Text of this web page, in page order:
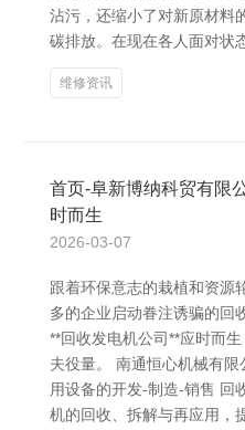
沾污，还缩小了对新原材料
碳排放。在现在各人面对状
维修资讯
首页-阜新博纳科贸有限
时而生
2026-03-07
跟着环保意志的栽植和资源
多的企业启动眷注诱骗的回
**回收发电机公司**应时而
夫役量。 南通恒心机械有
用设备的开发-制造-销售 回
机的回收、拆解与再应用，